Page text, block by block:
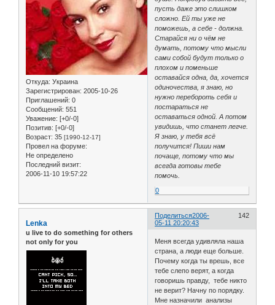
Откуда: Украина
Зарегистрирован: 2005-10-26
Приглашений: 0
Сообщений: 551
Уважение: [+0/-0]
Позитив: [+0/-0]
Возраст: 35 [1990-12-17]
Провел на форуме:
Не определено
Последний визит:
2006-11-10 19:57:22
пусть даже это слишком
сложно. Ей ты уже не
поможешь, а себе - должна.
Старайся ни о чём не
думать, потому что мысли
сами собой будут только о
плохом и поменьше
оставайся одна, да, хочется
одиночества, я знаю, но
нужно перебороть себя и
постараться не
оставаться одной. А потом
увидишь, что станет легче.
Я знаю, у тебя всё
получится! Пиши нам
почаще, потому что мы
всегда готовы тебе
помочь.
0
Поделиться 142
2006-
05-11 20:20:43
Lenka
u live to do something for others
not only for you
Меня всегда удивляла наша
страна, а люди еще больше.
Почему когда ты врешь, все
тебе слепо верят, а когда
говоришь правду, тебе никто
не верит? Начну по порядку.
Мне назначили анализы